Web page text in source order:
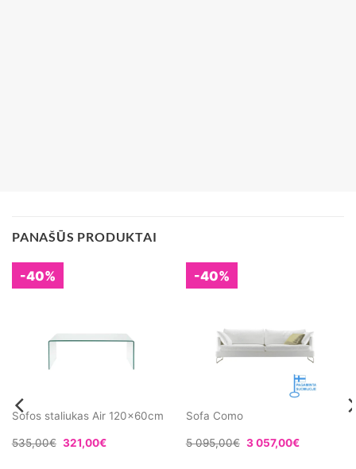
PANAŠŪS PRODUKTAI
-40%
Sofos staliukas Air 120x60cm
535,00€ 321,00€
-40%
Sofa Como
5 095,00€ 3 057,00€